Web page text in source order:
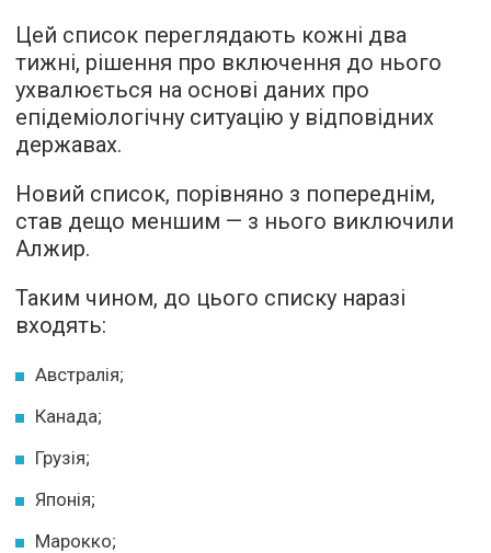
Цей список переглядають кожні два
тижні, рішення про включення до нього
ухвалюється на основі даних про
епідеміологічну ситуацію у відповідних
державах.
Новий список, порівняно з попереднім,
став дещо меншим — з нього виключили
Алжир.
Таким чином, до цього списку наразі
входять:
Австралія;
Канада;
Грузія;
Японія;
Марокко;